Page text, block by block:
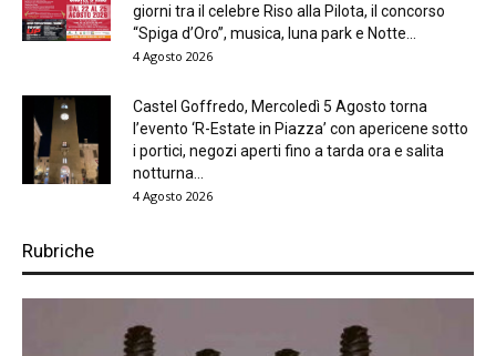
giorni tra il celebre Riso alla Pilota, il concorso
“Spiga d’Oro”, musica, luna park e Notte...
4 Agosto 2026
Castel Goffredo, Mercoledì 5 Agosto torna
l’evento ‘R-Estate in Piazza’ con apericene sotto
i portici, negozi aperti fino a tarda ora e salita
notturna...
4 Agosto 2026
Rubriche